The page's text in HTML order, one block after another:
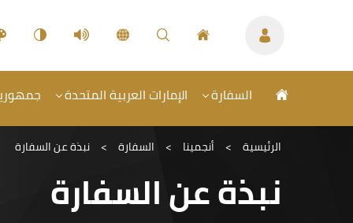
السفارة الإمارات العربية المتحدة
الرئيسية > أنجمينا > السفارة > نبذة عن السفارة
نبذة عن السفارة